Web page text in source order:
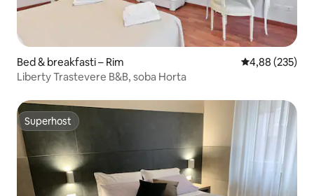
Bed & breakfasti – Rim Prosječna
4,88 (235)
Liberty Trastevere B&B, soba Horta
Superhost
Superhost